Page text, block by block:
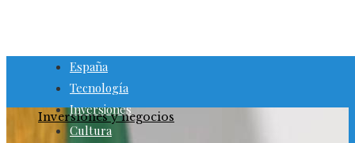
España
Tecnología
Inversiones
Cultura
Inversiones y negocios